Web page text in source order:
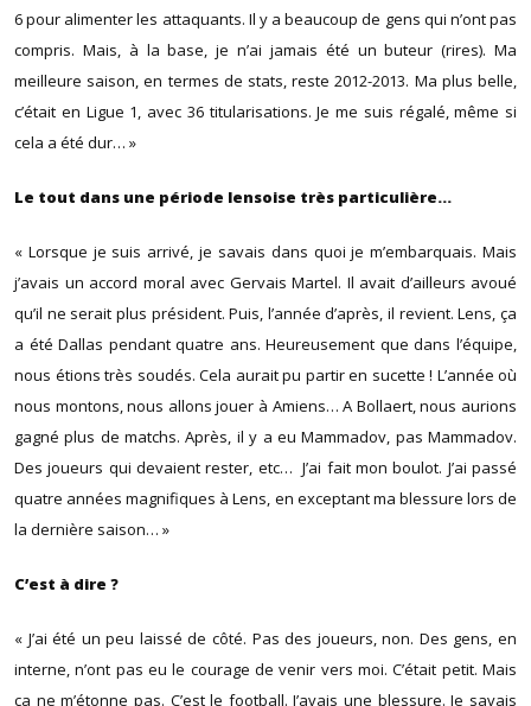
6 pour alimenter les attaquants. Il y a beaucoup de gens qui n’ont pas
compris. Mais, à la base, je n’ai jamais été un buteur (rires). Ma
meilleure saison, en termes de stats, reste 2012-2013. Ma plus belle,
c’était en Ligue 1, avec 36 titularisations. Je me suis régalé, même si
cela a été dur… »
Le tout dans une période lensoise très particulière…
« Lorsque je suis arrivé, je savais dans quoi je m’embarquais. Mais
j’avais un accord moral avec Gervais Martel. Il avait d’ailleurs avoué
qu’il ne serait plus président. Puis, l’année d’après, il revient. Lens, ça
a été Dallas pendant quatre ans. Heureusement que dans l’équipe,
nous étions très soudés. Cela aurait pu partir en sucette ! L’année où
nous montons, nous allons jouer à Amiens… A Bollaert, nous aurions
gagné plus de matchs. Après, il y a eu Mammadov, pas Mammadov.
Des joueurs qui devaient rester, etc… J’ai fait mon boulot. J’ai passé
quatre années magnifiques à Lens, en exceptant ma blessure lors de
la dernière saison… »
C’est à dire ?
« J’ai été un peu laissé de côté. Pas des joueurs, non. Des gens, en
interne, n’ont pas eu le courage de venir vers moi. C’était petit. Mais
ça ne m’étonne pas. C’est le football. J’avais une blessure. Je savais